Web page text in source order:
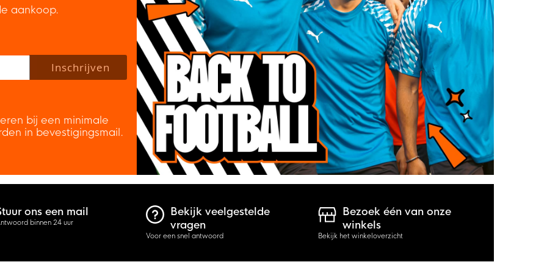
aankoop.
policy to subscribe to our newsletter.
Inschrijven
bij een minimale
in bevestigingsmail.
ons een mail
binnen 24 uur
Bekijk veelgestelde
vragen
Voor een snel antwoord
Bezoek één van onze
winkels
Bekijk het winkeloverzicht